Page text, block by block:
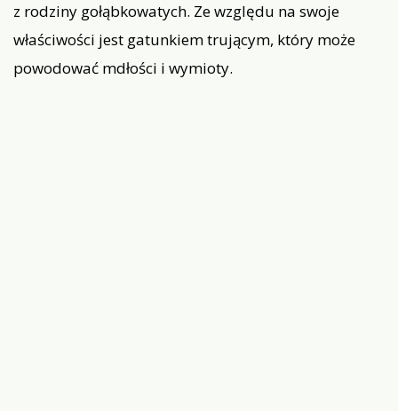
z rodziny gołąbkowatych. Ze względu na swoje
właściwości jest gatunkiem trującym, który może
powodować mdłości i wymioty.